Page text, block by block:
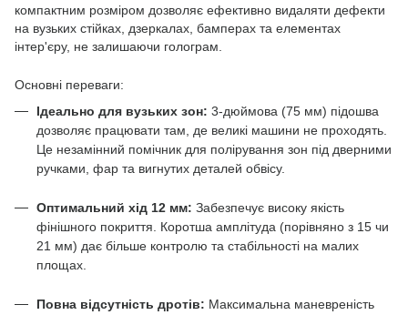
компактним розміром дозволяє ефективно видаляти дефекти
на вузьких стійках, дзеркалах, бамперах та елементах
інтер'єру, не залишаючи голограм.
Основні переваги:
Ідеально для вузьких зон: 3-дюймова (75 мм) підошва
дозволяє працювати там, де великі машини не проходять.
Це незамінний помічник для полірування зон під дверними
ручками, фар та вигнутих деталей обвісу.
Оптимальний хід 12 мм: Забезпечує високу якість
фінішного покриття. Коротша амплітуда (порівняно з 15 чи
21 мм) дає більше контролю та стабільності на малих
площах.
Повна відсутність дротів: Максимальна маневреність